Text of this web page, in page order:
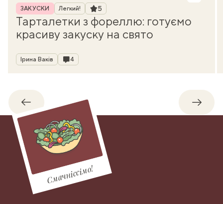
Рубрика
ЗАКУСКИ Легкий! Рейтинг
5
Тарталетки з фореллю: готуємо
красиву закуску на свято
Автор
Ірина Ваків Коментарі
4
Назад
Смачніссімо!